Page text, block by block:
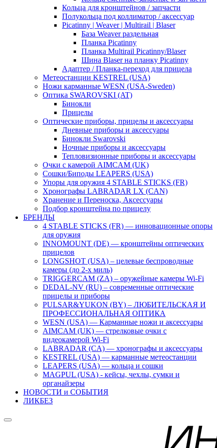
Кольца для кронштейнов / запчасти
Полукольца под коллиматор / аксессуар
Picatinny | Weaver | Multirail | Blaser
База Weaver раздельная
Планка Picatinny
Планка Multirail Picatinny/Blaser
Шина Blaser на планку Picatinny
Адаптер / Планка-переход для прицела
Метеостанции KESTREL (USA)
Ножи карманные WESN (USA-Sweden)
Оптика SWAROVSKI (AT)
Бинокли
Прицелы
Оптические приборы, прицелы и аксессуары
Дневные приборы и аксессуары
Бинокли Swarovski
Ночные приборы и аксессуары
Тепловизионные приборы и аксессуары
Очки с камерой AIMCAM (UK)
Сошки/Биподы LEAPERS (USA)
Упоры для оружия 4 STABLE STICKS (FR)
Хронографы LABRADAR LX (CAN)
Хранение и Переноска, Аксессуары
Подбор кронштейна по прицелу
БРЕНДЫ
4 STABLE STICKS (FR) — инновационные опоры
для оружия
INNOMOUNT (DE) — кронштейны оптических
прицелов
LONGSHOT (USA) – целевые беспроводные
камеры (до 2-х миль)
TRIGGERCAM (ZA) – оружейные камеры Wi-Fi
DEDAL-NV (RU) – современные оптические
прицелы и приборы
PULSAR&YUKON (BY) – ЛЮБИТЕЛЬСКАЯ И
ПРОФЕССИОНАЛЬНАЯ ОПТИКА
WESN (USA) — Карманные ножи и аксессуары
AIMCAM (UK) — стрелковые очки с
видеокамерой Wi-Fi
LABRADAR (CA) — хронографы и аксессуары
KESTREL (USA) — карманные метеостанции
LEAPERS (USA) — кольца и сошки
MAGPUL (USA) - кейсы, чехлы, сумки и
органайзеры
НОВОСТИ и СОБЫТИЯ
ЛИКБЕЗ